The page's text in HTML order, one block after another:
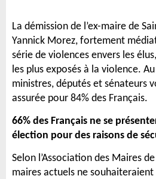
La démission de l’ex-maire de
Yannick Morez, fortement
série de violences envers les
les plus exposés à la violence.
ministres, députés et sénateurs
assurée pour 84% des Français.
66% des Français ne se
élection pour des raisons de
Selon l’Association des Maires
maires actuels ne